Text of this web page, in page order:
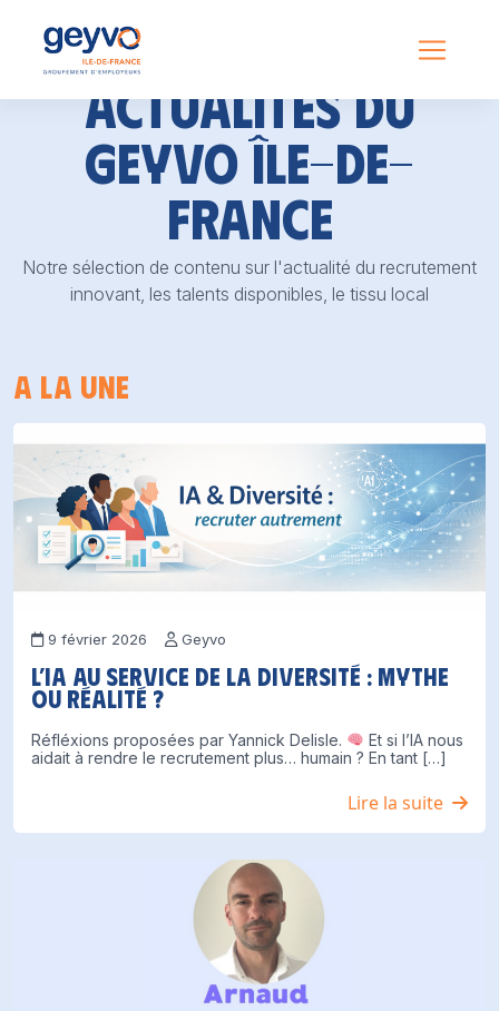
Actualités du
GEYVO Île-de-
France
Notre sélection de contenu sur l'actualité du recrutement
innovant, les talents disponibles, le tissu local
A la une
9 février 2026 Geyvo
L’IA au service de la diversité : mythe
ou réalité ?
Réfléxions proposées par Yannick Delisle.
Et si l’IA nous
aidait à rendre le recrutement plus… humain ? En tant […]
Lire la suite